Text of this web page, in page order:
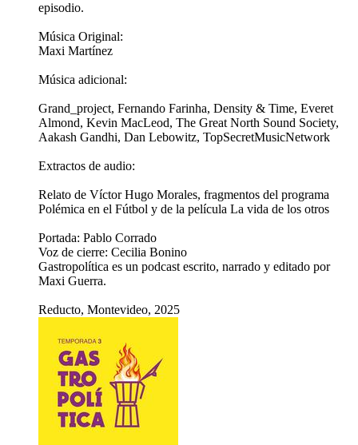
episodio.
Música Original:
Maxi Martínez
Música adicional:
Grand_project, Fernando Farinha, Density & Time, Everet
Almond, Kevin MacLeod, The Great North Sound Society,
Aakash Gandhi, Dan Lebowitz, TopSecretMusicNetwork
Extractos de audio:
Relato de Víctor Hugo Morales, fragmentos del programa
Polémica en el Fútbol y de la película La vida de los otros
Portada: Pablo Corrado
Voz de cierre: Cecilia Bonino
Gastropolítica es un podcast escrito, narrado y editado por
Maxi Guerra.
Reducto, Montevideo, 2025